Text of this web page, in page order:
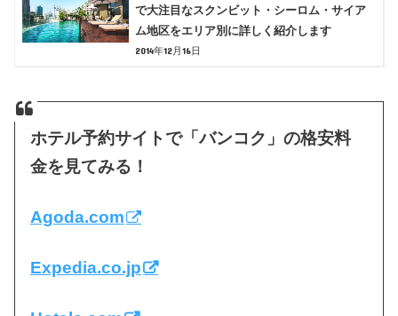
で大注目なスクンビット・シーロム・サイア
ム地区をエリア別に詳しく紹介します
2014年12月16日
ホテル予約サイトで「バンコク」の格安料
金を見てみる！
Agoda.com
Expedia.co.jp